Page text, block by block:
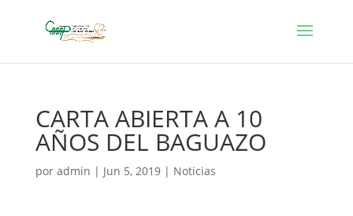
CARTA ABIERTA A 10
AÑOS DEL BAGUAZO
por admin | Jun 5, 2019| Noticias